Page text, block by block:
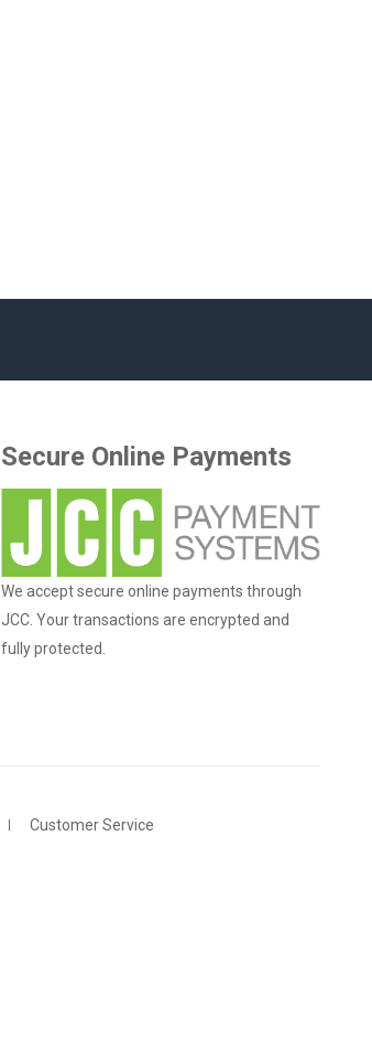
Secure Online Payments
We accept secure online payments through
JCC. Your transactions are encrypted and
fully protected.
Customer Service